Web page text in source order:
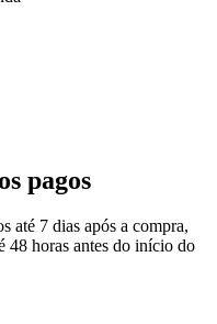
pagos
até 7 dias após a compra,
48 horas antes do início do